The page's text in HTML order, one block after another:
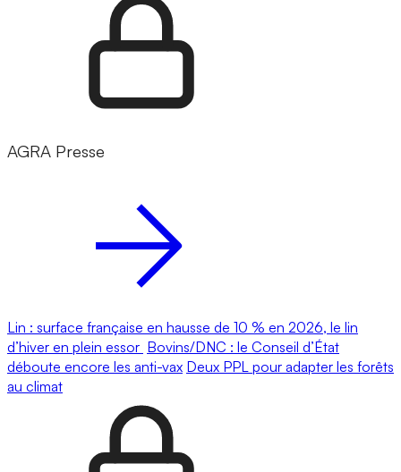
AGRA Presse
Lin : surface française en hausse de 10 % en 2026, le lin
d’hiver en plein essor Bovins/DNC : le Conseil d’État
déboute encore les anti-vax Deux PPL pour adapter les forêts
au climat